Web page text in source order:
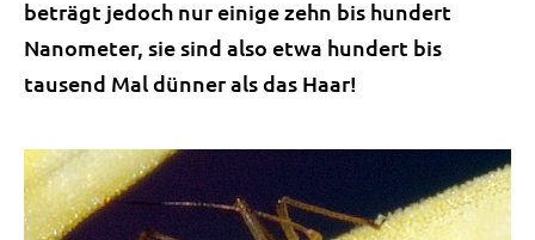
beträgt jedoch nur einige zehn bis hundert
Nanometer, sie sind also etwa hundert bis
tausend Mal dünner als das Haar!